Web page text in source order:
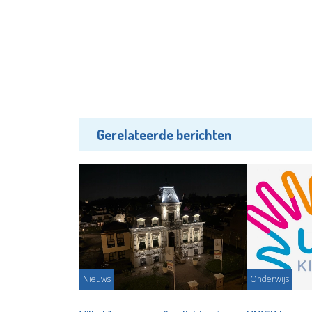
Gerelateerde berichten
Nieuws Onderwijs